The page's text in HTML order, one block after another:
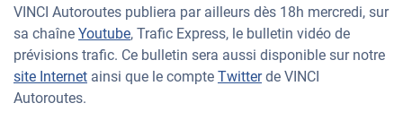
VINCI Autoroutes publiera par ailleurs dès 18h mercredi, sur
sa chaîne Youtube, Trafic Express, le bulletin vidéo de
prévisions trafic. Ce bulletin sera aussi disponible sur notre
site Internet ainsi que le compte Twitterde VINCI
Autoroutes.